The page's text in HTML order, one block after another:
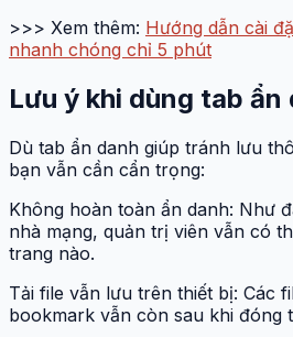
>>> Xem thêm: Hướng dẫn cài
nhanh chóng chỉ 5 phút
Lưu ý khi dùng tab ẩn
Dù tab ẩn danh giúp tránh lưu
bạn vẫn cần cẩn trọng:
Không hoàn toàn ẩn danh: Như
nhà mạng, quản trị viên vẫn có
trang nào.
Tải file vẫn lưu trên thiết bị: Các
bookmark vẫn còn sau khi đóng